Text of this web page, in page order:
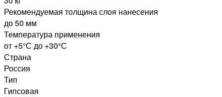
Рекомендуемая толщина слоя нанесения
до 50 мм
Температура применения
от +5°С до +30°С
Страна
Россия
Тип
Гипсовая